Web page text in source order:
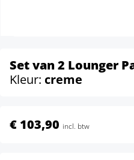
Set van 2 Lounger
Kleur: creme
€ 103,90 incl. btw